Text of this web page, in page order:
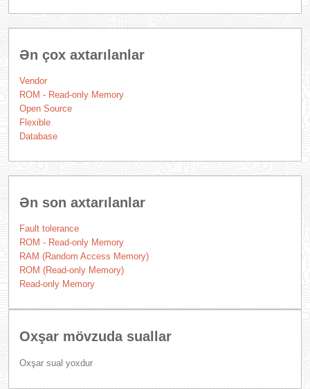
Ən çox axtarılanlar
Vendor
ROM - Read-only Memory
Open Source
Flexible
Database
Ən son axtarılanlar
Fault tolerance
ROM - Read-only Memory
RAM (Random Access Memory)
ROM (Read-only Memory)
Read-only Memory
Oxşar mövzuda suallar
Oxşar sual yoxdur